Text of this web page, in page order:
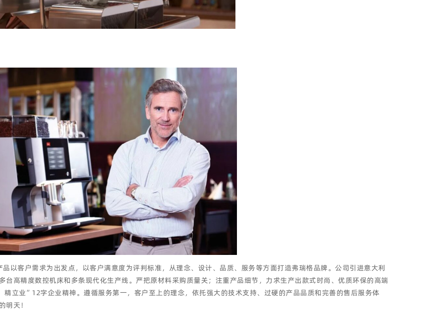
以客户需求为出发点，以客户满意度为评判标准，从理念、设计、品质、服务等方面打造弗瑞格品牌。公司引进意大利
高精度数控机床和多条现代化生产线。严把原材料采购质量关；注重产品细节，力求生产出款式时尚、优质环保的高端
立业”12字企业精神。遵循服务第一，客户至上的理念，依托强大的技术支持、过硬的产品品质和完善的售后服务体
天！